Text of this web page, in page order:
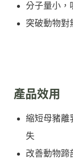
分子量小，
突破動物對
產品效用
縮短母豬離
失
改善動物蹄